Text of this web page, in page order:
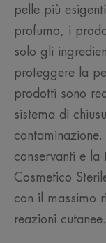
pelle più
profumo, i
solo gli
proteggere la
prodotti sono
sistema di
conservanti e
Cosmetico
con il massimo
reazioni cutanee.